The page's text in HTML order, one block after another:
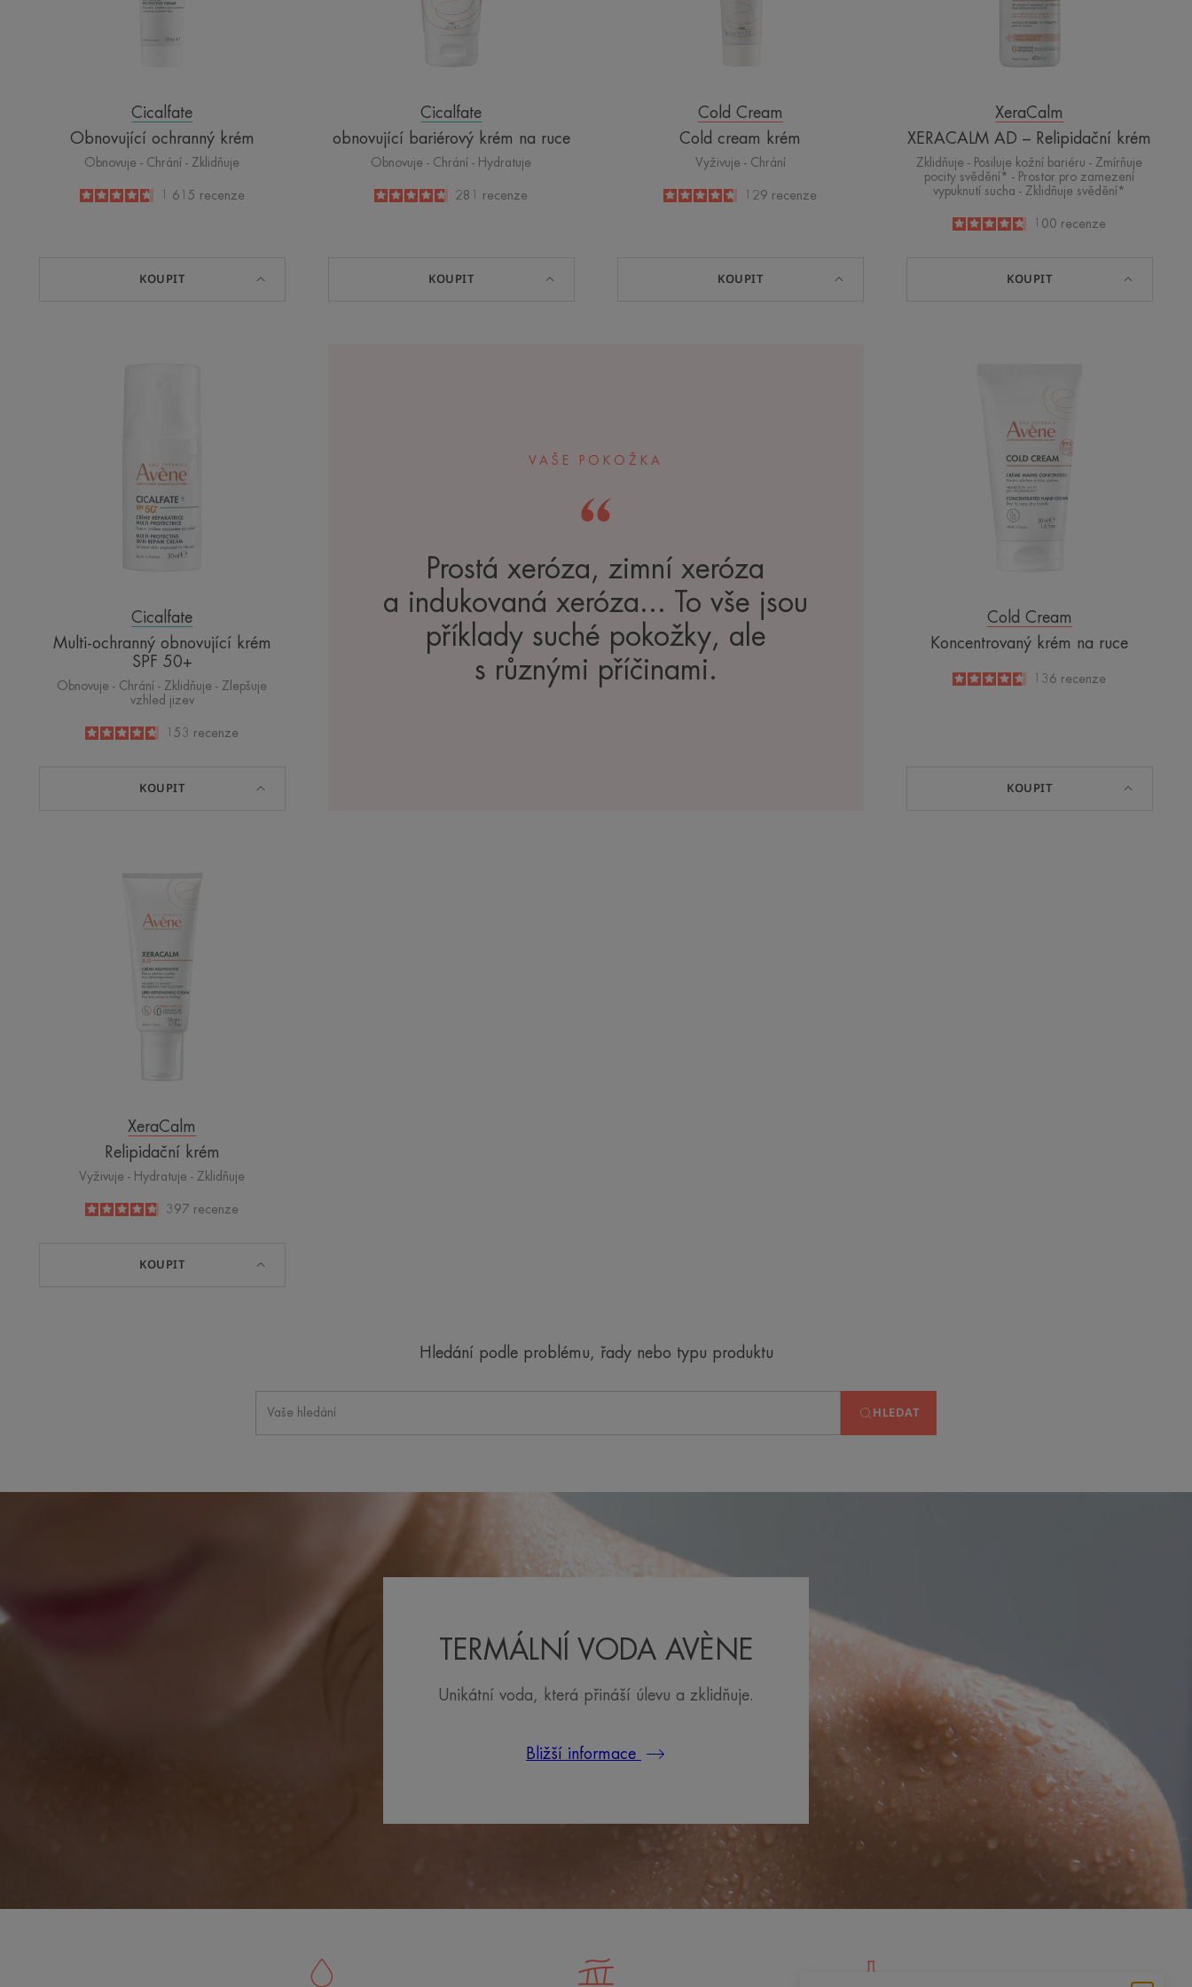
Cicalfate
Obnovující ochranný krém
Obnovuje - Chrání - Zklidňuje
4.6
1 615 recenze
KOUPIT
Cicalfate
obnovující bariérový krém na ruce
Obnovuje - Chrání - Hydratuje
4.8
/
5
281 recenze
KOUPIT
Cold Cream
Cold cream krém
Vyživuje - Chrání
4.6
129 recenze
KOUPIT
XeraCalm
XERACALM AD – Relipidační krém
Zklidňuje - Posiluje kožní bariéru - Zmírňuje
pocity svědění* - Prostor pro zamezení
vypuknutí sucha - Zklidňuje svědění*
4.7
100 recenze
KOUPIT
Cicalfate
Multi-ochranný obnovující krém
SPF 50+
Obnovuje - Chrání - Zklidňuje - Zlepšuje
vzhled jizev
4.7
5153 recenze
KOUPIT
VAŠE POKOŽKA
Prostá xeróza, zimní xeróza
a indukovaná xeróza... To vše jsou
příklady suché pokožky, ale
s různými příčinami.
Cold Cream
Koncentrovaný krém na ruce
4.6
136 recenze
KOUPIT
XeraCalm
Relipidační krém
Vyživuje - Hydratuje - Zklidňuje
4.8
/
5
397 recenze
KOUPIT
Hledání podle problému, řady nebo typu produktu
HLEDAT
TERMÁLNÍ VODA AVÈNE
Unikátní voda, která přináší úlevu a zklidňuje.
Bližší informace